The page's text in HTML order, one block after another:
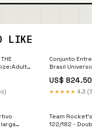
LIKE
Conjunto
Brasil
US$ 824.50
★★★★★ 4.3
Team
122/182 -